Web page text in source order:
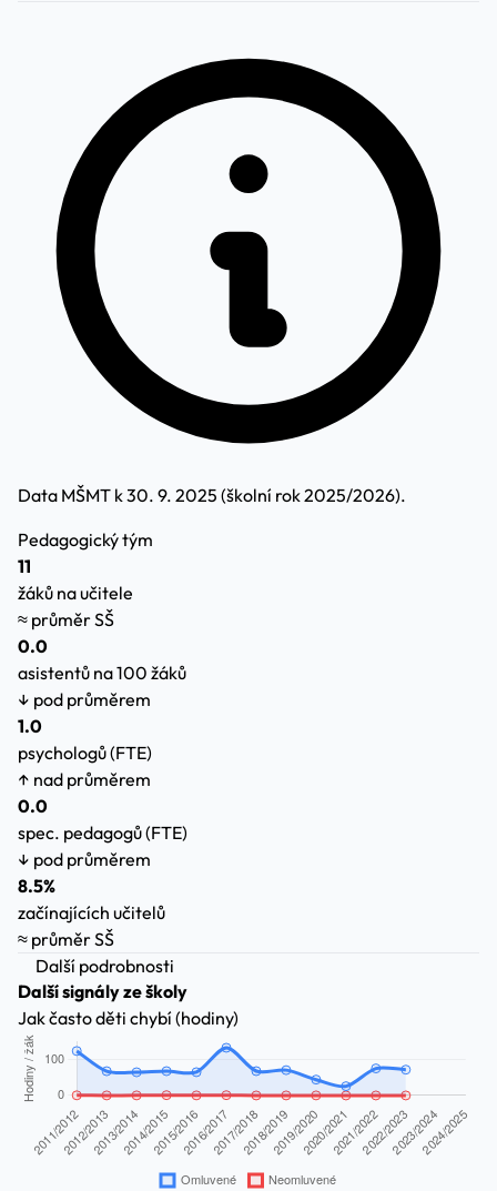
Data MŠMT k 30. 9. 2025 (školní rok 2025/2026).
Pedagogický tým
11
žáků na učitele
≈ průměr SŠ
0.0
asistentů na 100 žáků
↓ pod průměrem
1.0
psychologů (FTE)
↑ nad průměrem
0.0
spec. pedagogů (FTE)
↓ pod průměrem
8.5%
začínajících učitelů
≈ průměr SŠ
Další podrobnosti
Další signály ze školy
Jak často děti chybí (hodiny)